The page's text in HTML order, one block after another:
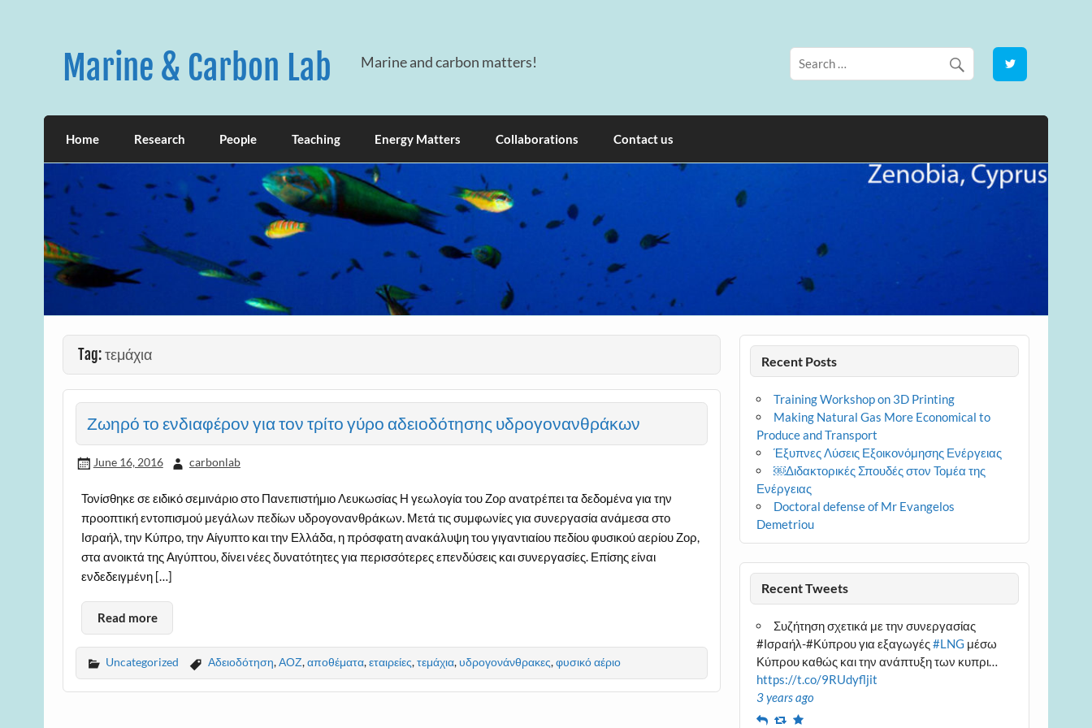
Marine & Carbon Lab Marine and carbon matters!
Home Research People Teaching Energy Matters Collaborations Contact us
Tag:τεμάχια
Ζωηρό το ενδιαφέρον για τον τρίτο γύρο αδειοδότησης υδρογονανθράκων
June 16, 2016 carbonlab
Τονίσθηκε σε ειδικό σεμινάριο στο Πανεπιστήμιο Λευκωσίας Η γεωλογία του Ζορ ανατρέπει τα δεδομένα για την
προοπτική εντοπισμού μεγάλων πεδίων υδρογονανθράκων. Μετά τις συμφωνίες για συνεργασία ανάμεσα στο
Ισραήλ, την Κύπρο, την Αίγυπτο και την Ελλάδα, η πρόσφατη ανακάλυψη του γιγαντιαίου πεδίου φυσικού αερίου Ζορ,
στα ανοικτά της Αιγύπτου, δίνει νέες δυνατότητες για περισσότερες επενδύσεις και συνεργασίες. Επίσης είναι
ενδεδειγμένη […]
Read more
Uncategorized Αδειοδότηση,ΑΟΖ,αποθέματα,εταιρείες,τεμάχια, υδρογονάνθρακες,φυσικό αέριο
Recent Posts
Training Workshop on 3D Printing
Making Natural Gas More Economical to
Produce and Transport
Έξυπνες Λύσεις Εξοικονόμησης Ενέργειας
￼Διδακτορικές Σπουδές στον Τομέα της
Ενέργειας
Doctoral defense of Mr Evangelos
Demetriou
Recent Tweets
Συζήτηση σχετικά με την συνεργασίας
#Ισραήλ-#Κύπρου για εξαγωγές#LNG μέσω
Κύπρου καθώς και την ανάπτυξη των κυπρι…
https://t.co/9RUdyfljit
3 years ago
ReplyRetweet
Favourite